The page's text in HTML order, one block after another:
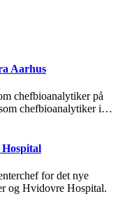
Aarhus
chefbioanalytiker på
chefbioanalytiker i…
for det nye
og Hvidovre Hospital.